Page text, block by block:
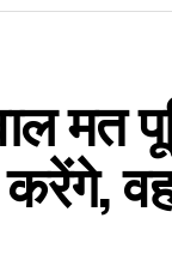
मत